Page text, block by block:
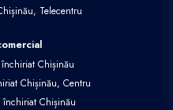
Telecentru
Chișinău
Chișinău, Centru
închiriat Chișinău